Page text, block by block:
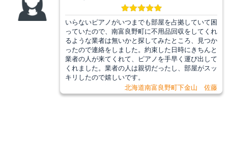
いらないピアノがいつまでも部屋を占拠していて困
っていたので、南富良野町に不用品回収をしてくれ
るような業者は無いかと探してみたところ、見つか
ったので連絡をしました。約束した日時にきちんと
業者の人が来てくれて、ピアノを手早く運び出して
くれました。業者の人は親切だったし、部屋がスッ
キリしたので嬉しいです。
北海道南富良野町下金山 佐藤